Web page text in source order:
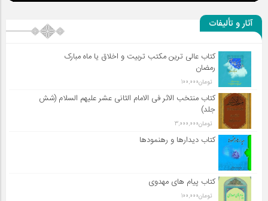
آثار و تألیفات
کتاب عالی ترین مکتب تربیت و اخلاق یا ماه مبارک
رمضان
تومان100,000
کتاب منتخب الاثر فی الامام الثانی عشر علیهم السلام (شش
جلد)
تومان3,000,000
کتاب دیدارها و رهنمودها
کتاب پیام های مهدوی
تومان100,000